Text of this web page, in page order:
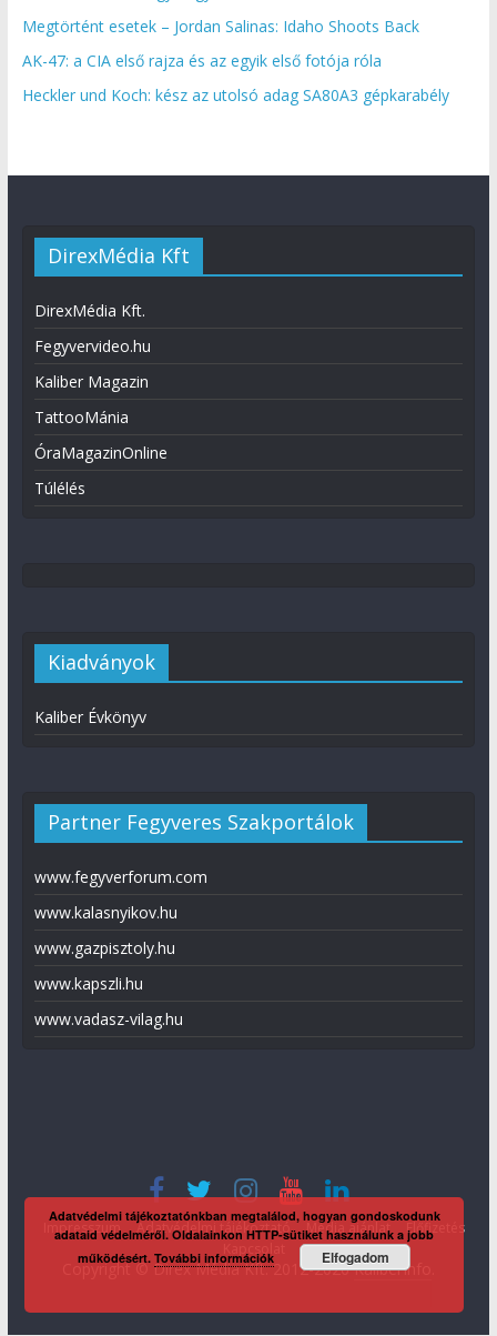
Megtörtént esetek – Jordan Salinas: Idaho Shoots Back
AK-47: a CIA első rajza és az egyik első fotója róla
Heckler und Koch: kész az utolsó adag SA80A3 gépkarabély
DirexMédia Kft
DirexMédia Kft.
Fegyvervideo.hu
Kaliber Magazin
TattooMánia
ÓraMagazinOnline
Túlélés
Kiadványok
Kaliber Évkönyv
Partner Fegyveres Szakportálok
www.fegyverforum.com
www.kalasnyikov.hu
www.gazpisztoly.hu
www.kapszli.hu
www.vadasz-vilag.hu
Impresszum Adatvédelmi tájékoztató Média ajánlat
Előfizetés
Copyright © Direx Média Kft. 2012-2026KaliberInfo
Adatvédelmi tájékoztatónkban megtalálod, hogyan gondoskodunk
adataid védelméről. Oldalainkon HTTP-sütiket használunk a jobb
működésért.További információk Elfogadom